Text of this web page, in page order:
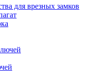
для врезных замков